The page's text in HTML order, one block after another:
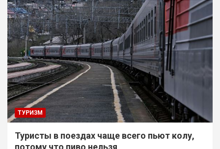
ТУРИЗМ
Туристы в поездах чаще всего пьют колу,
потому что пиво нельзя